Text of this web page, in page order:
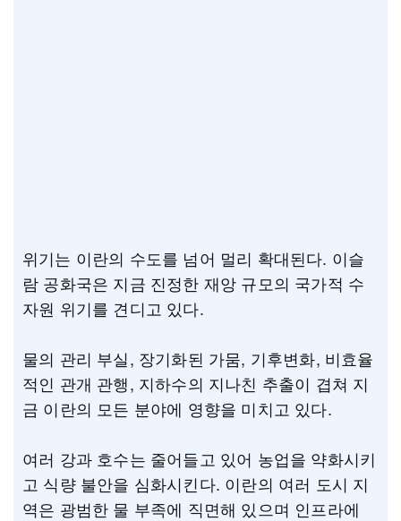
위기는 이란의 수도를 넘어 멀리 확대된다. 이슬
람 공화국은 지금 진정한 재앙 규모의 국가적 수
자원 위기를 견디고 있다.
물의 관리 부실, 장기화된 가뭄, 기후변화, 비효율
적인 관개 관행, 지하수의 지나친 추출이 겹쳐 지
금 이란의 모든 분야에 영향을 미치고 있다.
여러 강과 호수는 줄어들고 있어 농업을 약화시키
고 식량 불안을 심화시킨다. 이란의 여러 도시 지
역은 광범한 물 부족에 직면해 있으며 인프라에